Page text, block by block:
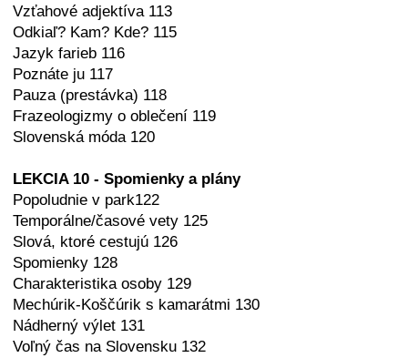
Vzťahové adjektíva 113
Odkiaľ? Kam? Kde? 115
Jazyk farieb 116
Poznáte ju 117
Pauza (prestávka) 118
Frazeologizmy o oblečení 119
Slovenská móda 120
LEKCIA 10 - Spomienky a plány
Popoludnie v park122
Temporálne/časové vety 125
Slová, ktoré cestujú 126
Spomienky 128
Charakteristika osoby 129
Mechúrik-Koščúrik s kamarátmi 130
Nádherný výlet 131
Voľný čas na Slovensku 132